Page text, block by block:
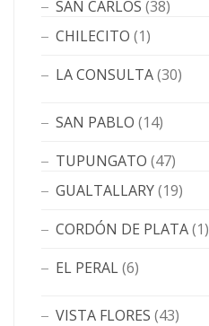
SAN CARLOS (38)
CHILECITO (1)
LA CONSULTA(30)
SAN PABLO (14)
TUPUNGATO (47)
GUALTALLARY(19)
CORDÓN DE PLATA(1)
EL PERAL(6)
VISTA FLORES (43)